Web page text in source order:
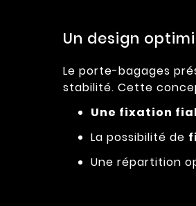
Un design
Le porte-bagages
stabilité. Cette
Une fixation
La possibilité de
Une répartition